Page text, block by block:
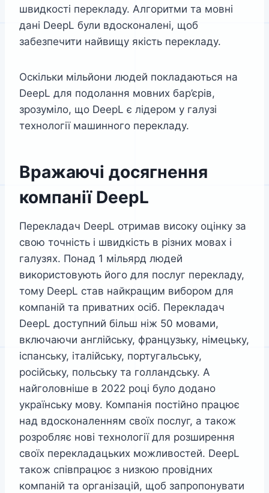
швидкості перекладу. Алгоритми та мовні
дані DeepL були вдосконалені, щоб
забезпечити найвищу якість перекладу.
Оскільки мільйони людей покладаються на
DeepL для подолання мовних бар’єрів,
зрозуміло, що DeepL є лідером у галузі
технології машинного перекладу.
Вражаючі досягнення
компанії DeepL
Перекладач DeepL отримав високу оцінку за
свою точність і швидкість в різних мовах і
галузях. Понад 1 мільярд людей
використовують його для послуг перекладу,
тому DeepL став найкращим вибором для
компаній та приватних осіб. Перекладач
DeepL доступний більш ніж 50 мовами,
включаючи англійську, французьку, німецьку,
іспанську, італійську, португальську,
російську, польську та голландську. А
найголовніше в 2022 році було додано
українську мову. Компанія постійно працює
над вдосконаленням своїх послуг, а також
розробляє нові технології для розширення
своїх перекладацьких можливостей. DeepL
також співпрацює з низкою провідних
компаній та організацій, щоб запропонувати